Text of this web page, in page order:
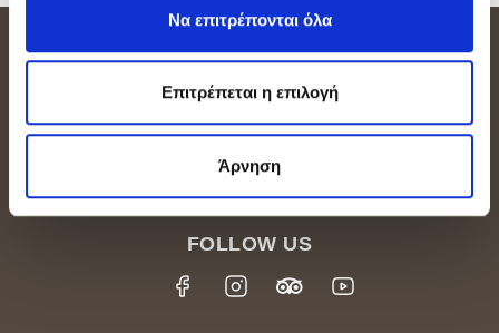
Να επιτρέπονται όλα
Επιτρέπεται η επιλογή
Άρνηση
Amathus Area P.O. Box 54500, 3724 Limassol
CYPRUS
Tel.: +357-25634333,Fax: +357-25634588
E-mail: info@grandresort.leonardohotelscyprus.com
FOLLOW US